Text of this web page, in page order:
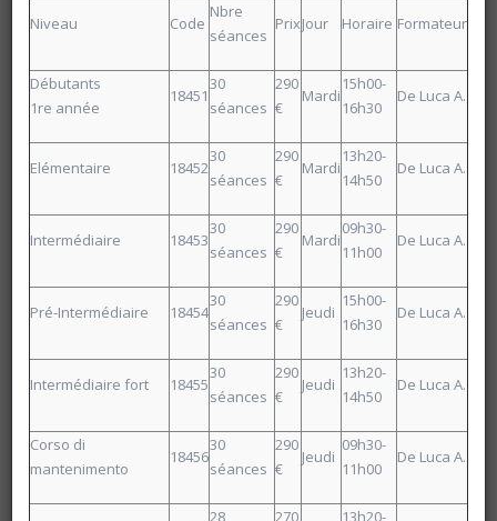
20606 Découverte du yoga sur chaise
Université d'été 2026
Louvain-la-Neuve
DETERVILLE Nadine
Nombre de séances : 3
Niveau Code
Nbre
séances
PrixJour Horaire Formateur
Débutants
1re année
18451
30
séances
290
€
Mardi
15h00-
16h30
De Luca A.
Elémentaire 18452
30
séances
290
€
Mardi
13h20-
14h50
De Luca A.
Intermédiaire 18453
30
séances
290
€
Mardi
09h30-
11h00
De Luca A.
Pré-Intermédiaire 18454
30
séances
290
€
Jeudi
15h00-
16h30
De Luca A.
Intermédiaire fort 18455
30
séances
290
€
Jeudi
13h20-
14h50
De Luca A.
Corso di
mantenimento
18456
30
séances
290
€
Jeudi
09h30-
11h00
De Luca A.
28
270
13h20-